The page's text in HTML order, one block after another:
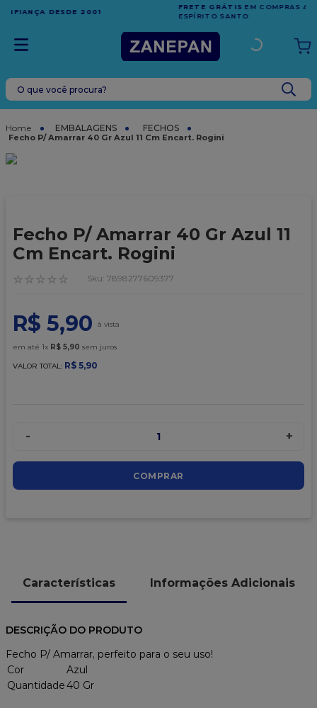
EM COMPRAS ACIMA DE R$1.000,00 PARA O
ESPÍRITO SANTO
O que você procura?
EMBALAGENS FECHOS
Fecho P/ Amarrar 40 Gr Azul 11 Cm Encart. Rogini
Fecho P/ Amarrar 40 Gr Azul 11
Cm Encart. Rogini
☆ ☆ ☆ ☆ ☆ : 7898277609377
R$ 5,90
em até 1x R$ 5,90 sem juros
VALOR TOTAL: R$ 5,90
- 1 +
COMPRAR
Características Informações Adicionais
DESCRIÇÃO DO PRODUTO
Fecho P/ Amarrar, perfeito para o seu uso!
Cor
Azul
Quantidade40 Gr
TERMOS MAIS BUSCADOS
caixa
6
sacola
9º
caixa kraft
10º chocolate